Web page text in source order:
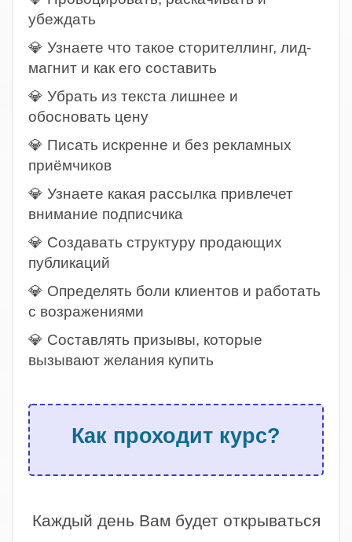
убеждать
💎 Узнаете что такое сторителлинг, лид-
магнит и как его составить
💎 Убрать из текста лишнее и
обосновать цену
💎 Писать искренне и без рекламных
приёмчиков
💎 Узнаете какая рассылка привлечет
внимание подписчика
💎 Создавать структуру продающих
публикаций
💎 Определять боли клиентов и работать
с возражениями
💎 Составлять призывы, которые
вызывают желания купить
Как проходит курс?
Каждый день Вам будет открываться